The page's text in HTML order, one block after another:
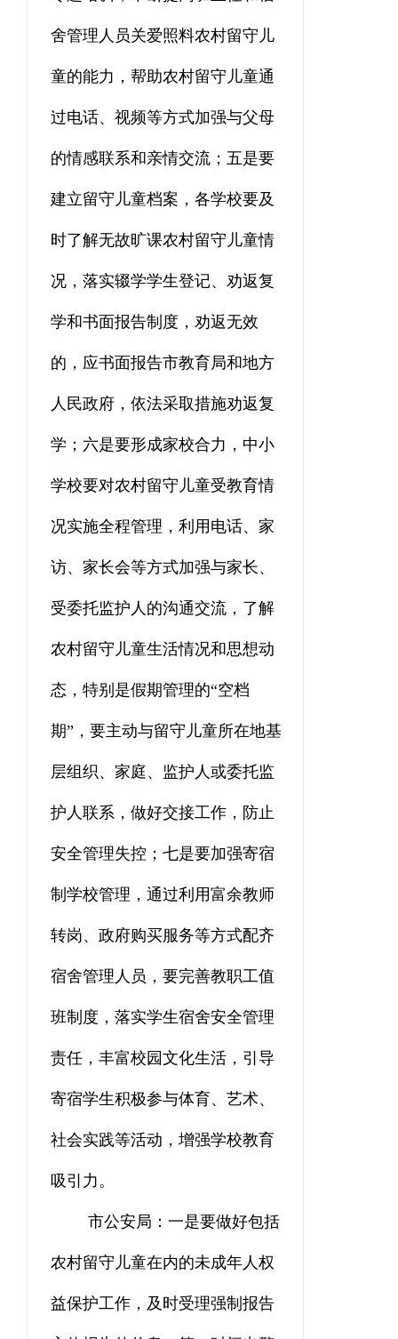
舍管理人员关爱照料农村留守儿
童的能力，帮助农村留守儿童通
过电话、视频等方式加强与父母
的情感联系和亲情交流；五是要
建立留守儿童档案，各学校要及
时了解无故旷课农村留守儿童情
况，落实辍学学生登记、劝返复
学和书面报告制度，劝返无效
的，应书面报告市教育局和地方
人民政府，依法采取措施劝返复
学；六是要形成家校合力，中小
学校要对农村留守儿童受教育情
况实施全程管理，利用电话、家
访、家长会等方式加强与家长、
受委托监护人的沟通交流，了解
农村留守儿童生活情况和思想动
态，特别是假期管理的“空档
期”，要主动与留守儿童所在地基
层组织、家庭、监护人或委托监
护人联系，做好交接工作，防止
安全管理失控；七是要加强寄宿
制学校管理，通过利用富余教师
转岗、政府购买服务等方式配齐
宿舍管理人员，要完善教职工值
班制度，落实学生宿舍安全管理
责任，丰富校园文化生活，引导
寄宿学生积极参与体育、艺术、
社会实践等活动，增强学校教育
吸引力。
市公安局：一是要做好包括
农村留守儿童在内的未成年人权
益保护工作，及时受理强制报告